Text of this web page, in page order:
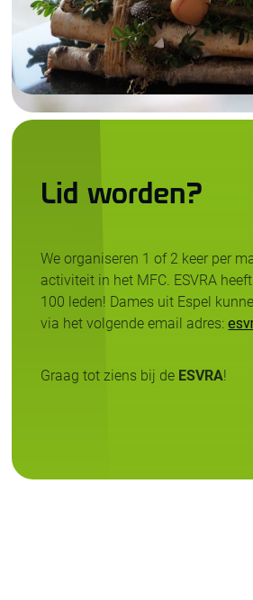
Lid worden?
We organiseren 1 of 2 keer per
activiteit in het MFC. ESVRA
100 leden! Dames uit Espel
via het volgende email adres:
Graag tot ziens bij de ESVRA!